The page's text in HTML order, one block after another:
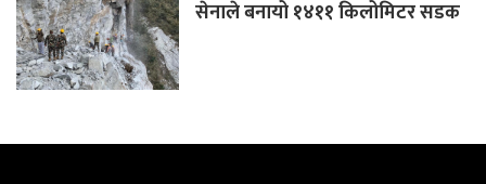
सेनाले बनायो १४११ किलोमिटर सडक